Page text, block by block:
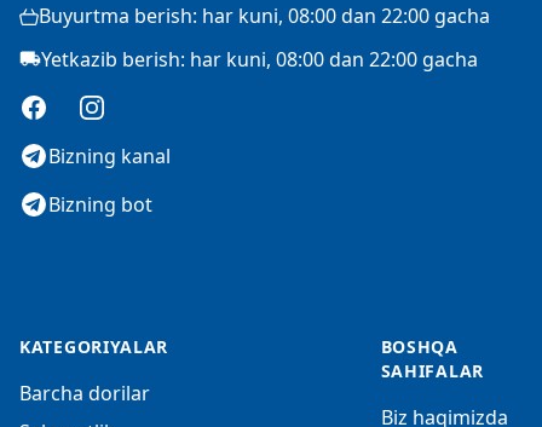
Buyurtma berish: har kuni, 08:00 dan 22:00 gacha
Yetkazib berish: har kuni, 08:00 dan 22:00 gacha
FacebookInstagram
Bizning kanal
Bizning bot
KATEGORIYALAR
Barcha dorilar
BOSHQA
SAHIFALAR
Biz haqimizda